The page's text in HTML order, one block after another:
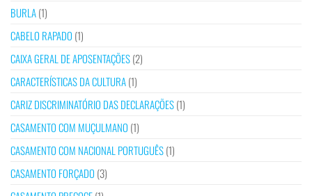
BURLA(1)
CABELO RAPADO (1)
CAIXA GERAL DE APOSENTAÇÕES(2)
CARACTERÍSTICAS DA CULTURA(1)
CARIZ DISCRIMINATÓRIO DAS DECLARAÇÕES(1)
CASAMENTO COM MUÇULMANO (1)
CASAMENTO COM NACIONAL PORTUGUÊS(1)
CASAMENTO FORÇADO (3)